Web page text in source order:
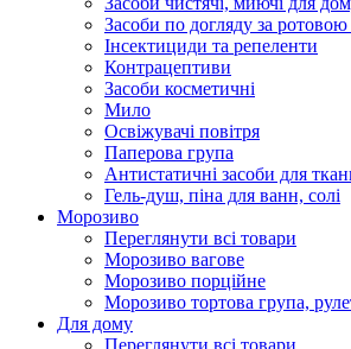
Засоби по догляду за
Інсектициди та репеленти
Контрацептиви
Засоби косметичні
Мило
Освіжувачі повітря
Паперова група
Антистатичні засоби для
Гель-душ, піна для ванн, солі
Морозиво
Переглянути всі товари
Морозиво вагове
Морозиво порційне
Морозиво тортова група,
Для дому
Переглянути всі товари